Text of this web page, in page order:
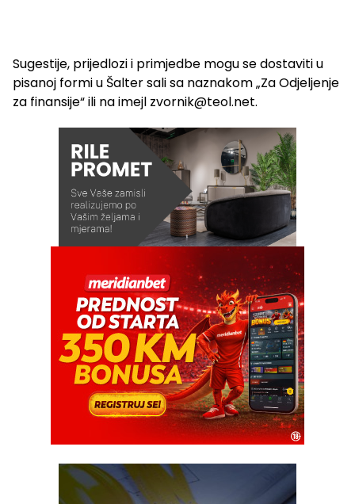
Sugestije, prijedlozi i primjedbe mogu se dostaviti u
pisanoj formi u Šalter sali sa naznakom „Za Odjeljenje
za finansije“ ili na imejl zvornik@teol.net.